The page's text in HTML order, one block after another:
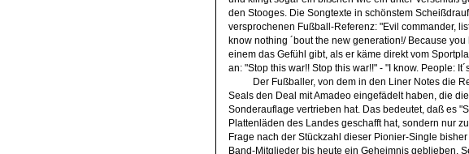
den Stooges. Die Songtexte in schönstem
versprochenen Fußball-Referenz: "Evil commander,
know nothing ´bout the new generation!/ Because
einem das Gefühl gibt, als er käme direkt vom
an: "Stop this war!! Stop this war!!" - "I know. People:
Der Fußballer, von dem in den Liner Notes die
Seals den Deal mit Amadeo eingefädelt haben, die
Sonderauflage vertrieben hat. Das bedeutet, daß es
Plattenläden des Landes geschafft hat, sondern nur
Frage nach der Stückzahl dieser Pionier-Single
Band-Mitglieder bis heute ein Geheimnis geblieben.